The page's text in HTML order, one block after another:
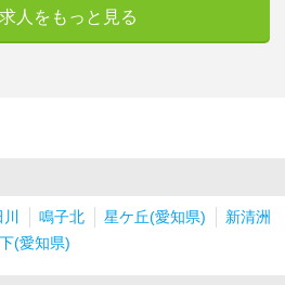
人をもっと見る
鳴子北 星ケ丘(愛知県)
新清洲
(愛知県)